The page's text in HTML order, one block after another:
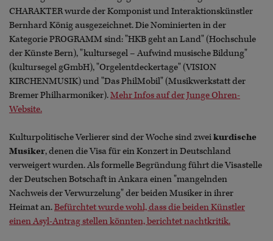
CHARAKTER wurde der Komponist und Interaktionskünstler
Bernhard König ausgezeichnet. Die Nominierten in der
Kategorie PROGRAMM sind: "HKB geht an Land" (Hochschule
der Künste Bern), "kultursegel – Aufwind musische Bildung"
(kultursegel gGmbH), "Orgelentdeckertage" (VISION
KIRCHENMUSIK) und "Das PhilMobil" (Musikwerkstatt der
Bremer Philharmoniker).Mehr Infos auf der Junge Ohren-
Website.
Kulturpolitische Verlierer sind der Woche sind zweikurdische
Musiker, denen die Visa für ein Konzert in Deutschland
verweigert wurden. Als formelle Begründung führt die Visastelle
der Deutschen Botschaft in Ankara einen "mangelnden
Nachweis der Verwurzelung" der beiden Musiker in ihrer
Heimat an.Befürchtet wurde wohl, dass die beiden Künstler
einen Asyl-Antrag stellen könnten, berichtet nachtkritik.